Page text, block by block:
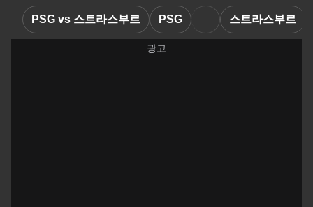
PSG vs 스트라스부르 PSG 스트라스부르